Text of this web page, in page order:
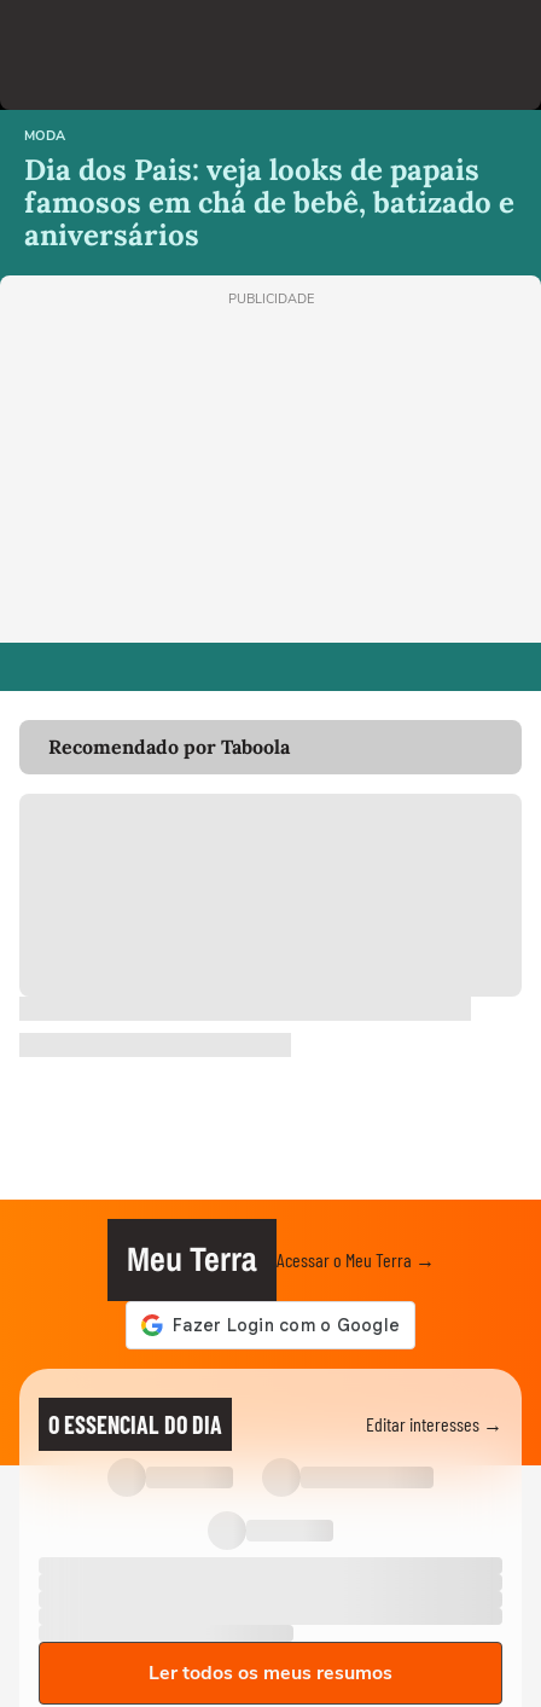
MODA
Dia dos Pais: veja looks de papais
famosos em chá de bebê, batizado e
aniversários
PUBLICIDADE
Recomendado por Taboola
Meu Terra Acessar o Meu Terra →
O ESSENCIAL DO DIA Editar interesses →
Ler todos os meus resumos